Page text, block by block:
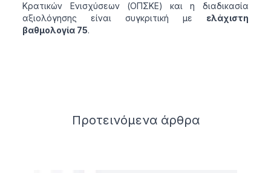
Κρατικών Ενισχύσεων (ΟΠΣΚΕ) και η διαδικασία
αξιολόγησης είναι συγκριτική με ελάχιστη
βαθμολογία 75.
Προτεινόμενα άρθρα